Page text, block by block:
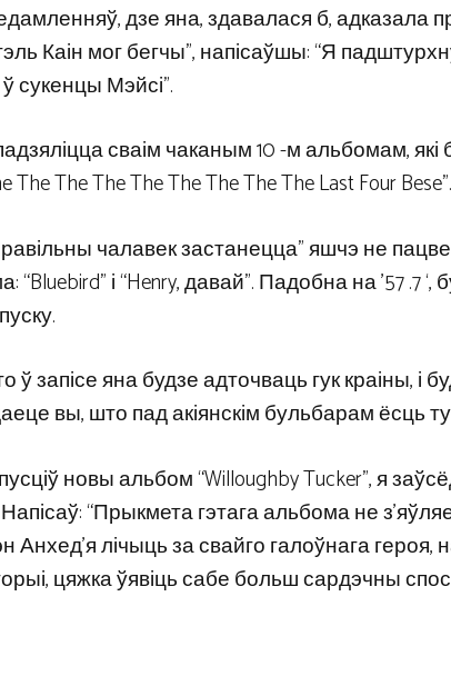
дзе яна, здавалася б, адказала
Каін мог бегчы”, напісаўшы: “Я
сукенцы Мэйсі”.
сваім чаканым 10 -м альбомам, які
The The The The The The The The Last Four Bese”.
чалавек застанецца” яшчэ не
і “Henry, давай”. Падобна на ’57 .7 ‘,
запісе яна будзе адточваць гук краіны, і
вы, што пад акіянскім бульбарам ёсць
новы альбом “Willoughby Tucker”, я
“Прыкмета гэтага альбома не
лічыць за свайго галоўнага героя,
цяжка ўявіць сабе больш сардэчны